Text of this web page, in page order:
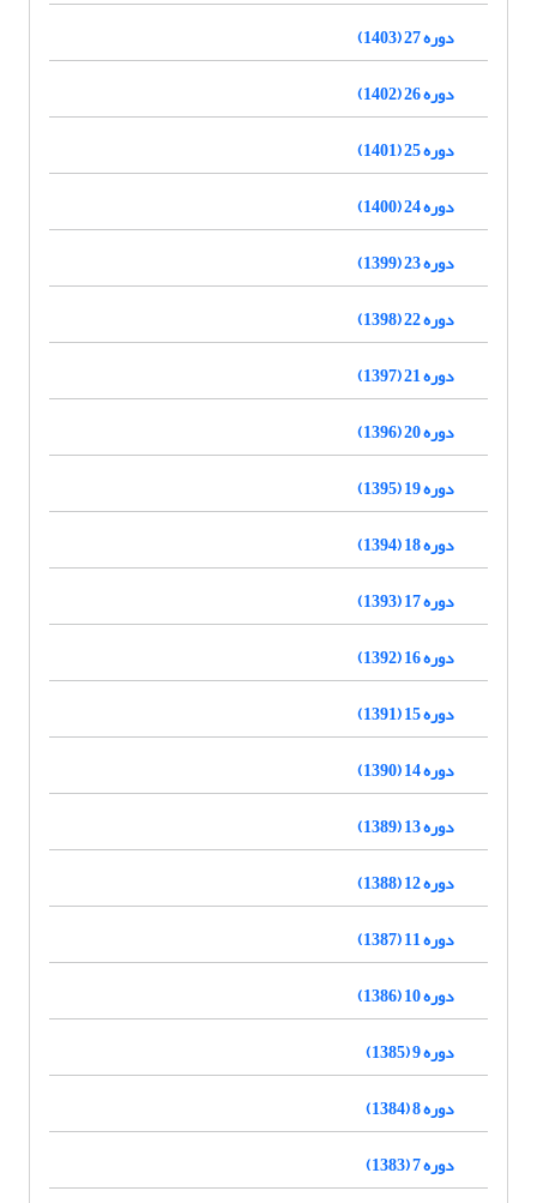
دوره 27 (1403)
دوره 26 (1402)
دوره 25 (1401)
دوره 24 (1400)
دوره 23 (1399)
دوره 22 (1398)
دوره 21 (1397)
دوره 20 (1396)
دوره 19 (1395)
دوره 18 (1394)
دوره 17 (1393)
دوره 16 (1392)
دوره 15 (1391)
دوره 14 (1390)
دوره 13 (1389)
دوره 12 (1388)
دوره 11 (1387)
دوره 10 (1386)
دوره 9 (1385)
دوره 8 (1384)
دوره 7 (1383)